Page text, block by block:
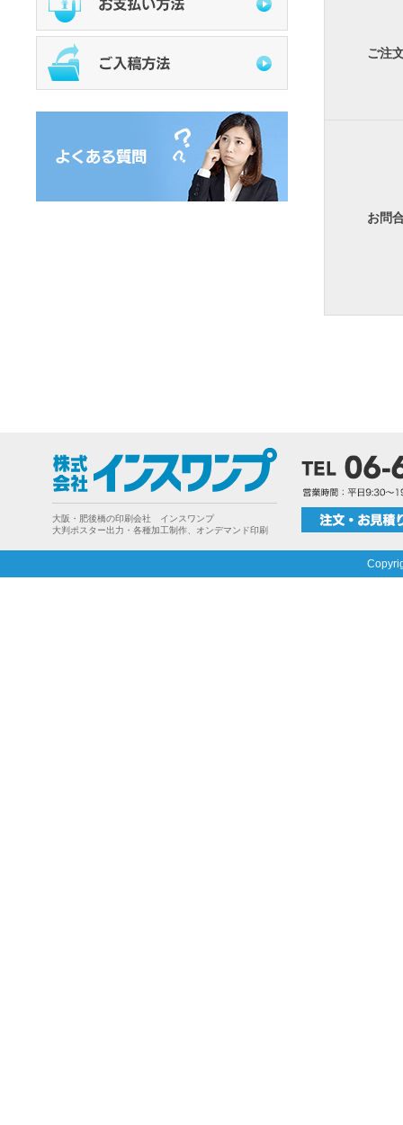
ご注
お問
大阪・肥後橋の印刷会社 インスワンプ
大判ポスター出力・各種加工制作、オンデマンド印刷